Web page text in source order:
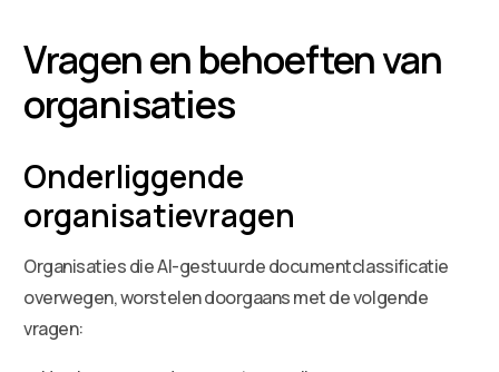
Vragen en behoeften van
organisaties
Onderliggende
organisatievragen
Organisaties die AI-gestuurde documentclassificatie
overwegen, worstelen doorgaans met de volgende
vragen: